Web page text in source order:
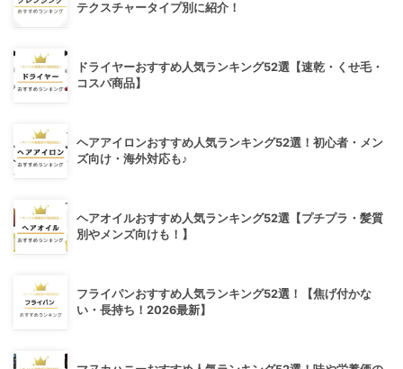
テクスチャータイプ別に紹介！
ドライヤーおすすめ人気ランキング52選【速乾・くせ毛・
コスパ商品】
ヘアアイロンおすすめ人気ランキング52選！初心者・メン
ズ向け・海外対応も♪
ヘアオイルおすすめ人気ランキング52選【プチプラ・髪質
別やメンズ向けも！】
フライパンおすすめ人気ランキング52選！【焦げ付かな
い・長持ち！2026最新】